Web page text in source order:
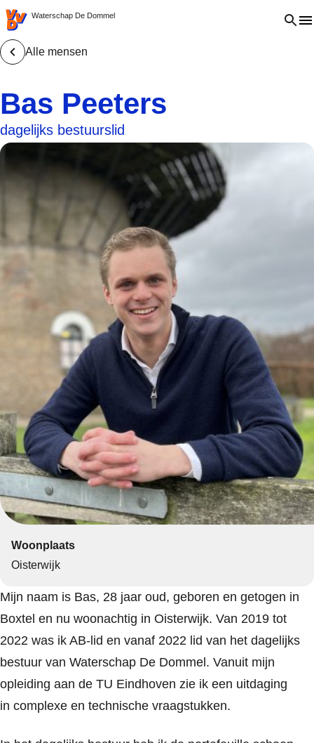
VVD.nl - Ga naar de homepage
Waterschap De Dommel Open
Alle mensen
Bas Peeters
dagelijks bestuurslid
Woonplaats
Oisterwijk
Mijn naam is Bas, 28 jaar oud, geboren en getogen in
Boxtel en nu woonachtig in Oisterwijk. Van 2019 tot
2022 was ik AB-lid en vanaf 2022 lid van het dagelijks
bestuur van Waterschap De Dommel. Vanuit mijn
opleiding aan de TU Eindhoven zie ik een uitdaging
in complexe en technische vraagstukken.